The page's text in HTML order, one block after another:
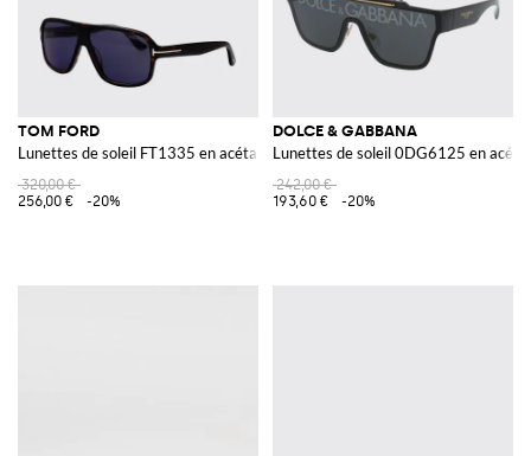
TOM FORD
Lunettes de soleil FT1335 en acétate
320,00 €
256,00 €
-20%
DOLCE & GABBANA
Lunettes de soleil 0DG6125 en
242,00 €
193,60 €
-20%